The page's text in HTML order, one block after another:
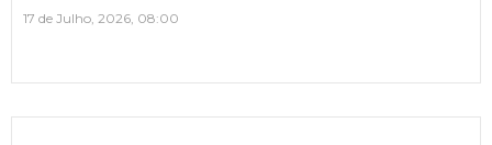
17 de Julho, 2026, 08:00